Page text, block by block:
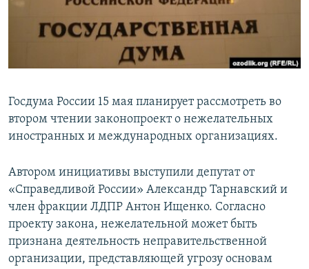
КРЫМ.НЕПОКОРЕННЫЙ
Все сайты RFE/RL
Госдума России 15 мая планирует рассмотреть во
втором чтении законопроект о нежелательных
иностранных и международных организациях.
Автором инициативы выступили депутат от
«Справедливой России» Александр Тарнавский и
член фракции ЛДПР Антон Ищенко. Согласно
проекту закона, нежелательной может быть
признана деятельность неправительственной
организации, представляющей угрозу основам